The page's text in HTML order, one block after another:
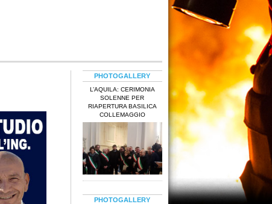
PHOTOGALLERY
L’AQUILA: CERIMONIA
SOLENNE PER
RIAPERTURA BASILICA
COLLEMAGGIO
PHOTOGALLERY